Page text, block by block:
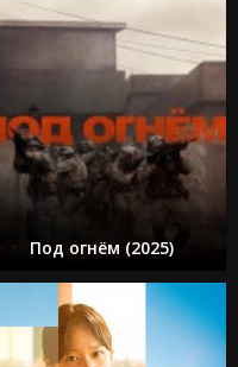
Под огнём (2025)